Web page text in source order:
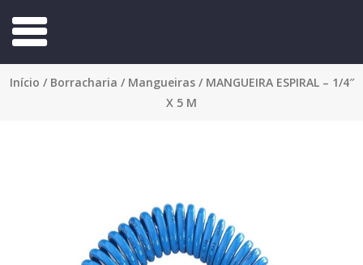
Início / Borracharia / Mangueiras/ MANGUEIRA ESPIRAL – 1/4″
X 5 M